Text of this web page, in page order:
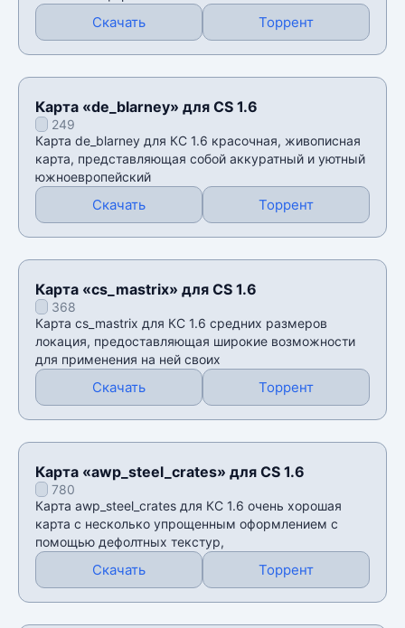
Скачать Торрент
Карта «de_blarney» для CS 1.6
249
Карта de_blarney для КС 1.6 красочная, живописная
карта, представляющая собой аккуратный и уютный
южноевропейский
Скачать Торрент
Карта «cs_mastrix» для CS 1.6
368
Карта cs_mastrix для КС 1.6 средних размеров
локация, предоставляющая широкие возможности
для применения на ней своих
Скачать Торрент
Карта «awp_steel_crates» для CS 1.6
780
Карта awp_steel_crates для КС 1.6 очень хорошая
карта с несколько упрощенным оформлением с
помощью дефолтных текстур,
Скачать Торрент